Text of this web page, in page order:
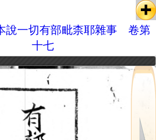
說一切有部毗柰耶雜事 卷第
十七